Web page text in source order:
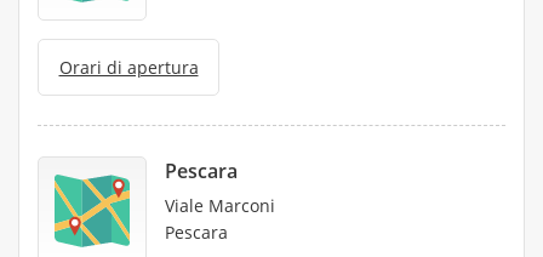
Orari di apertura
Pescara
Viale Marconi
Pescara